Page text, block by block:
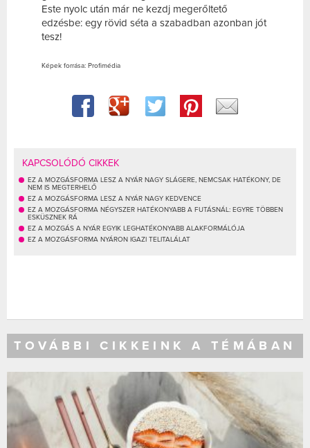
Este nyolc után már ne kezdj megerőltető
edzésbe: egy rövid séta a szabadban azonban jót
tesz!
Képek forrása: Profimédia
KAPCSOLÓDÓ CIKKEK
EZ A MOZGÁSFORMA LESZ A NYÁR NAGY SLÁGERE, NEMCSAK HATÉKONY, DE
NEM IS MEGTERHELŐ
EZ A MOZGÁSFORMA LESZ A NYÁR NAGY KEDVENCE
EZ A MOZGÁSFORMA NÉGYSZER HATÉKONYABB A FUTÁSNÁL: EGYRE TÖBBEN
ESKÜSZNEK RÁ
EZ A MOZGÁS A NYÁR EGYIK LEGHATÉKONYABB ALAKFORMÁLÓJA
EZ A MOZGÁSFORMA NYÁRON IGAZI TELITALÁLAT
TOVÁBBI CIKKEINK A TÉMÁBAN